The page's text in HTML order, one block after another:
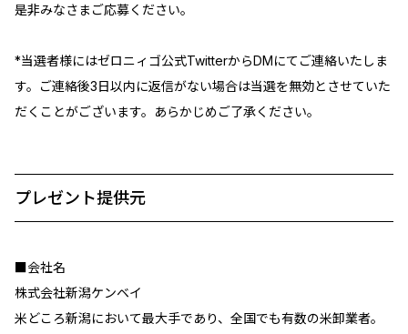
是非みなさまご応募ください。
*当選者様にはゼロニィゴ公式TwitterからDMにてご連絡いたしま
す。ご連絡後3日以内に返信がない場合は当選を無効とさせていた
だくことがございます。あらかじめご了承ください。
プレゼント提供元
■会社名
株式会社新潟ケンベイ
米どころ新潟において最大手であり、全国でも有数の米卸業者。